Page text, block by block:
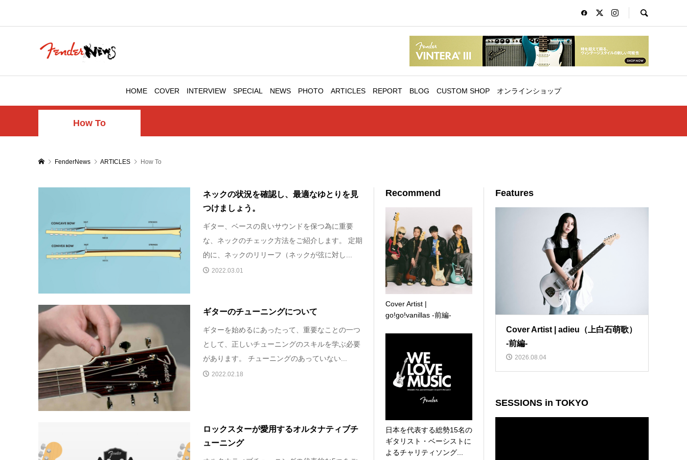
HOME COVER INTERVIEW SPECIAL NEWS PHOTO ARTICLES REPORT BLOG CUSTOM SHOP オンラインショップ
How To
FenderNews ARTICLES How To
ネックの状況を確認し、最適なゆとりを見
つけましょう。
ギター、ベースの良いサウンドを保つ為に重要
な、ネックのチェック方法をご紹介します。 定期
的に、ネックのリリーフ（ネックが弦に対し...
2022.03.01
ギターのチューニングについて
ギターを始めるにあったって、重要なことの一つ
として、正しいチューニングのスキルを学ぶ必要
があります。 チューニングのあっていない...
2022.02.18
ロックスターが愛用するオルタナティブチ
ューニング
Recommend
Cover Artist |
go!go!vanillas -前編-
日本を代表する総勢15名の
ギタリスト・ベーシストに
よるチャリティソング...
Features
Cover Artist | adieu（上白石萌歌）
-前編-
2026.08.04
SESSIONS in TOKYO